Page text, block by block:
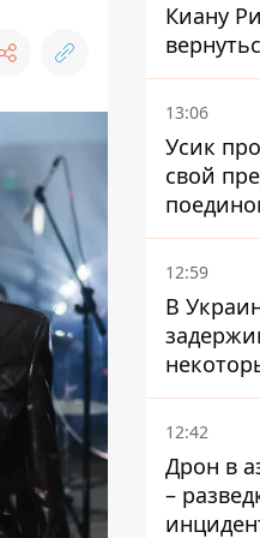
Киану
пятой
13:06
Усик
свой
12:59
В
12 часов
12:42
Дрон в
–